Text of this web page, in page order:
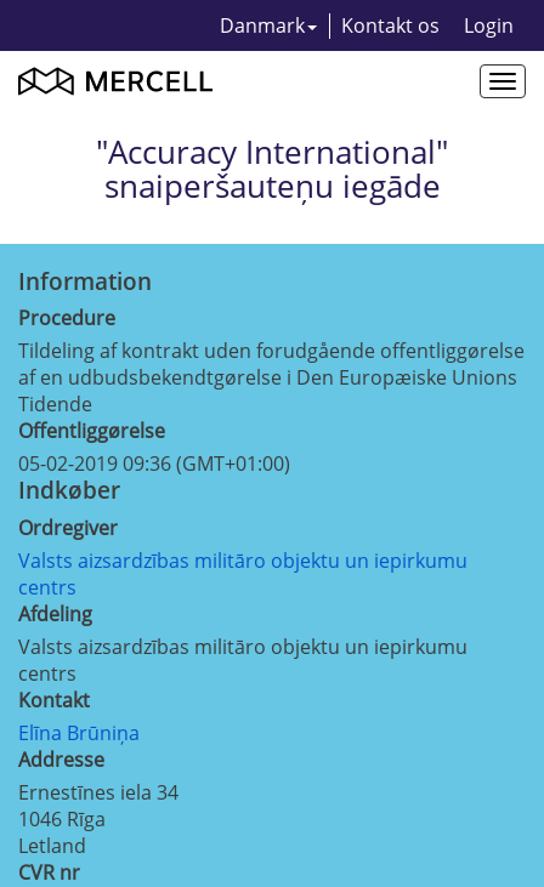
Danmark Kontakt os Login
"Accuracy International"
snaiperšauteņu iegāde
Information
Procedure
Tildeling af kontrakt uden forudgående offentliggørelse
af en udbudsbekendtgørelse i Den Europæiske Unions
Tidende
Offentliggørelse
05-02-2019 09:36 (GMT+01:00)
Indkøber
Ordregiver
Valsts aizsardzības militāro objektu un iepirkumu
centrs
Afdeling
Valsts aizsardzības militāro objektu un iepirkumu
centrs
Kontakt
Elīna Brūniņa
Addresse
Ernestīnes iela 34
1046 Rīga
Letland
CVR nr